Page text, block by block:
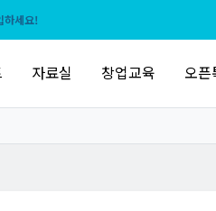
하세요!
자료실 창업교육 오픈